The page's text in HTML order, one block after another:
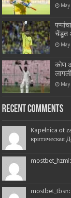
चेंडूत
कोण
Recent Comments
Kapelnica ot
критическая